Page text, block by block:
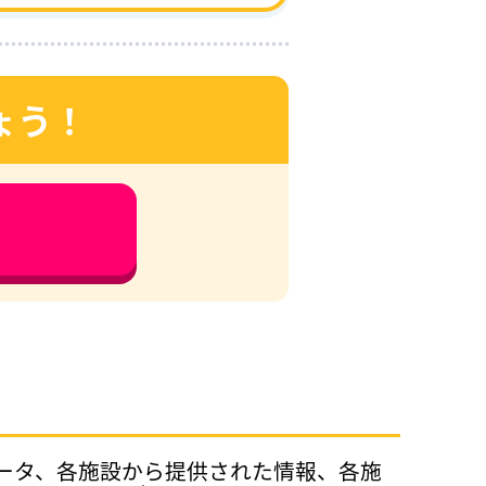
！
、各施設から提供された情報、各施